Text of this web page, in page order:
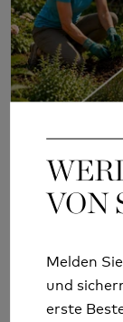
VON
Melden
und
erste
WHY
JUST
Mehr lesen
VON
Melden
und
erste